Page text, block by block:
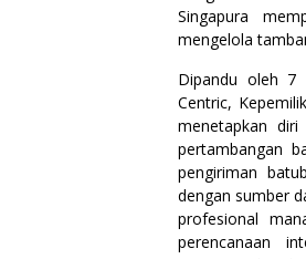
Singapura
mengelola
Dipandu oleh 7
Centric,
menetapkan
pertambangan
pengiriman
dengan sumber
profesional
perencanaan